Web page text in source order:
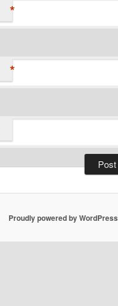
*
*
Proudly powered by WordPress